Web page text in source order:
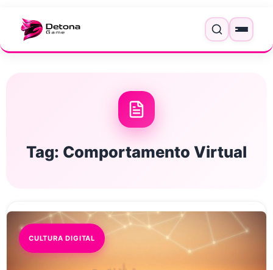
Menu
Tag: Comportamento Virtual
CULTURA DIGITAL